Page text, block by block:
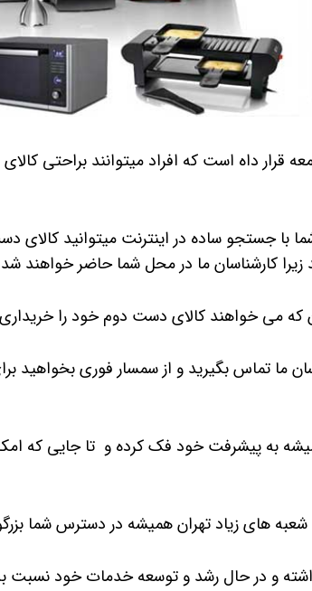
قرار داه است که افراد میتوانند براحتی
با جستجو ساده در اینترنت میتوانید
کارشناسان ما در محل شما حاضر خواهند
که می خواهند کالای دست دوم خود را خریداری
ما تماس بگیرید و از سمسار فوری بخواهید
از اتحادیه همیشه به پیشرفت خود فک کرده و تا
های زیاد تهران همیشه در دسترس شما
و در حال رشد و توسعه خدمات خود نسبت